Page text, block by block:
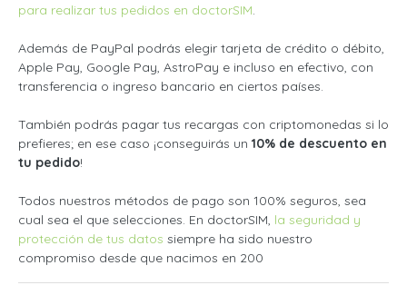
para realizar tus pedidos en doctorSIM.
Además de PayPal podrás elegir tarjeta de crédito o débito,
Apple Pay, Google Pay, AstroPay e incluso en efectivo, con
transferencia o ingreso bancario en ciertos países.
También podrás pagar tus recargas con criptomonedas si lo
prefieres; en ese caso ¡conseguirás un 10% de descuento en
tu pedido!
Todos nuestros métodos de pago son 100% seguros, sea
cual sea el que selecciones. En doctorSIM, la seguridad y
protección de tus datos siempre ha sido nuestro
compromiso desde que nacimos en 200